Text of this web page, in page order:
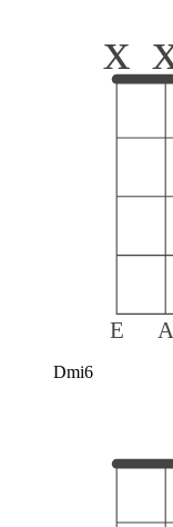
E A
x
Dmi6